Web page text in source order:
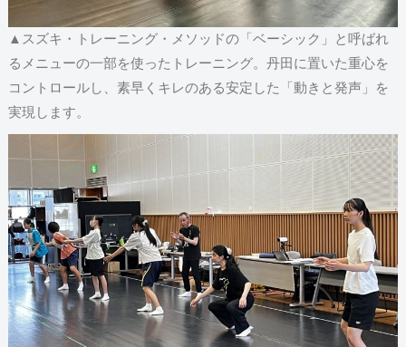
▲スズキ・トレーニング・メソッドの「ベーシック」と呼ばれ
るメニューの一部を使ったトレーニング。丹田に置いた重心を
コントロールし、素早くキレのある安定した「動きと発声」を
実現します。